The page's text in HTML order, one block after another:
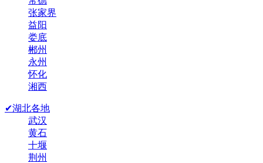
张家界
益阳
娄底
郴州
永州
怀化
湘西
✔湖北各地
武汉
黄石
十堰
荆州